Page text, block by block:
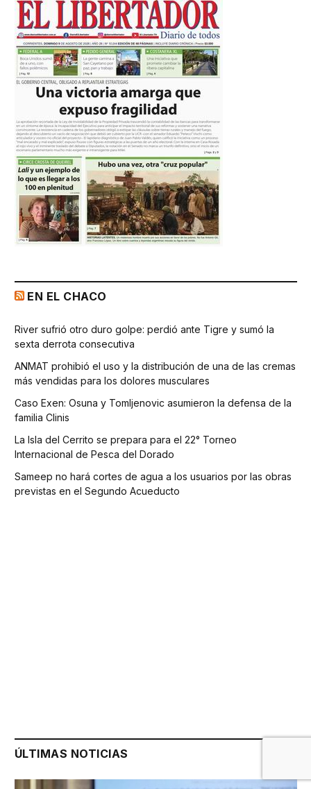
EN EL CHACO
River sufrió otro duro golpe: perdió ante Tigre y sumó la
sexta derrota consecutiva
ANMAT prohibió el uso y la distribución de una de las cremas
más vendidas para los dolores musculares
Caso Exen: Osuna y Tomljenovic asumieron la defensa de la
familia Clinis
La Isla del Cerrito se prepara para el 22° Torneo
Internacional de Pesca del Dorado
Sameep no hará cortes de agua a los usuarios por las obras
previstas en el Segundo Acueducto
ÚLTIMAS NOTICIAS